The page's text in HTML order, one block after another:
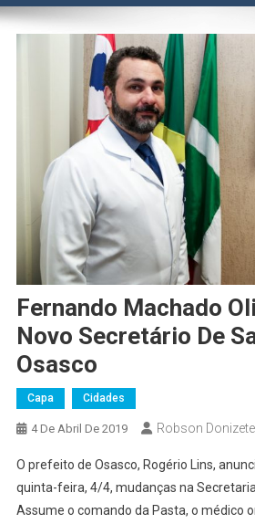
Fernando Machado
Novo Secretário De
Osasco
Capa Cidades
4 De Abril De 2019 Robson Donizete
O prefeito de Osasco, Rogério Lins,
quinta-feira, 4/4, mudanças na
Assume o comando da Pasta, o médico